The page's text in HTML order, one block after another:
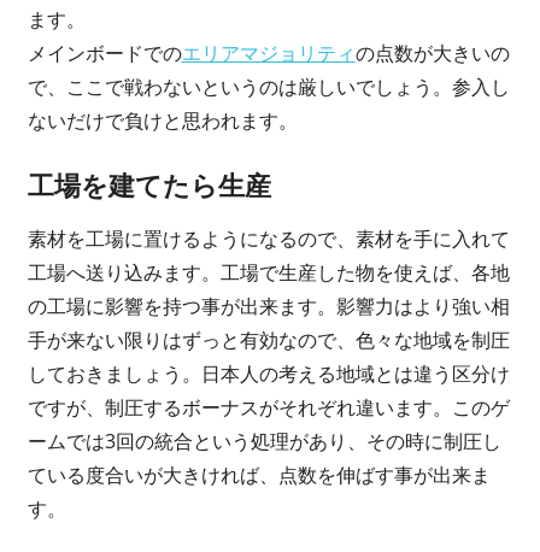
ます。
メインボードでのエリアマジョリティの点数が大きいの
で、ここで戦わないというのは厳しいでしょう。参入し
ないだけで負けと思われます。
工場を建てたら生産
素材を工場に置けるようになるので、素材を手に入れて
工場へ送り込みます。工場で生産した物を使えば、各地
の工場に影響を持つ事が出来ます。影響力はより強い相
手が来ない限りはずっと有効なので、色々な地域を制圧
しておきましょう。日本人の考える地域とは違う区分け
ですが、制圧するボーナスがそれぞれ違います。このゲ
ームでは3回の統合という処理があり、その時に制圧し
ている度合いが大きければ、点数を伸ばす事が出来ま
す。